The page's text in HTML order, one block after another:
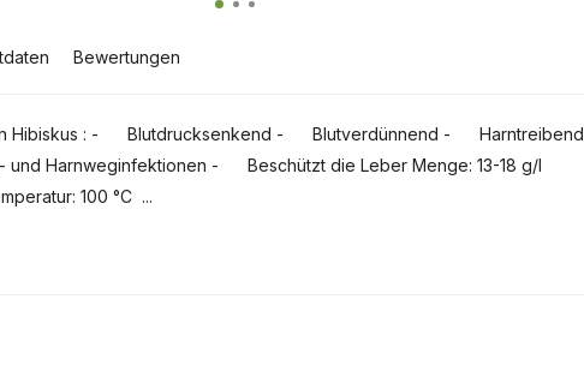
Bewertungen
Hibiskus : - Blutdrucksenkend - Blutverdünnend - Harntreibend
Harnweginfektionen - Beschützt die Leber Menge: 13-18 g/l
100 °C ...